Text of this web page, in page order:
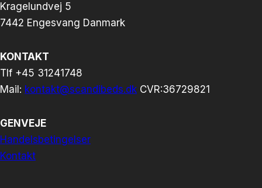
Kragelundvej 5
7442 Engesvang Danmark
KONTAKT
Tlf +45 31241748
Mail: kontakt@scandibeds.dk CVR:36729821
GENVEJE
Handelsbetingelser
Kontakt